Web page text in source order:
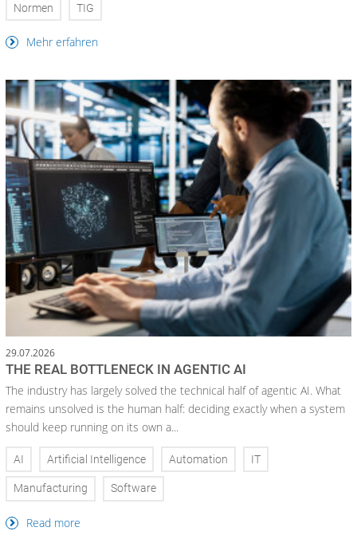
Normen TIG
Mehr erfahren
29.07.2026
THE REAL BOTTLENECK IN AGENTIC AI
The industry has largely solved the technical half of agentic AI. What
remains unsolved is the human half: deciding exactly when a system
should keep running on its own a...
AI Artificial Intelligence Automation IT
Manufacturing Software
Read more